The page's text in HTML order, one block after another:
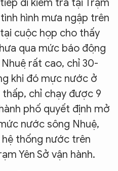
đi kiểm tra tại Trạm
hình mưa ngập trên
cuộc họp cho thấy
qua mức báo động
rất cao, chỉ 30-
khi đó mực nước ở
thấp, chỉ chạy được 9
phố quyết định mở
nước sông Nhuệ,
thống nước trên
Yên Sở vận hành.